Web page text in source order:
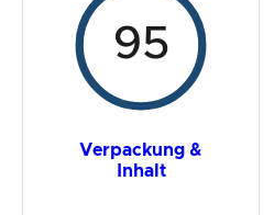
95
Verpackung &
Inhalt